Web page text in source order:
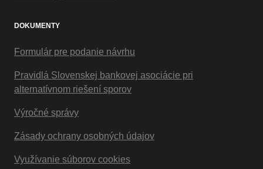
DOKUMENTY
Formulár pre podanie návrhu
Pravidlá Slovenskej bankovej asociácie pri
alternatívnom riešení sporov
Výročné správy
Zásady ochrany osobných údajov
Využívanie súborov cookies